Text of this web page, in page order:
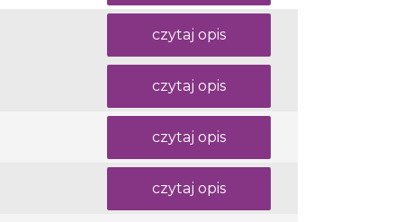
czytaj opis
czytaj opis
czytaj opis
czytaj opis